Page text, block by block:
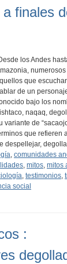
finales
los Andes
numerosos
que
de un
bajo los
naqaq,
variante de
que refieren
despellejar,
, comunidades
, mitos, mitos
, testimonios,
social
: